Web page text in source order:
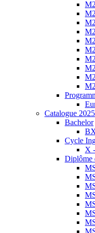
Catalogue
Bachelor
Cycle
X
Diplôme